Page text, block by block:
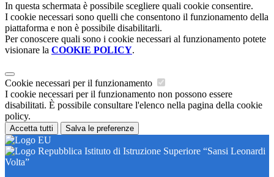
In questa schermata è possibile scegliere quali cookie consentire.
I cookie necessari sono quelli che consentono il funzionamento della
piattaforma e non è possibile disabilitarli.
Per conoscere quali sono i cookie necessari al funzionamento potete
visionare la COOKIE POLICY.
Cookie necessari per il funzionamento
I cookie necessari per il funzionamento non possono essere
disabilitati. È possibile consultare l'elenco nella pagina della cookie
policy.
Accetta tutti Salva le preferenze
Istituto di Istruzione Superiore “Sansi Leonardi
Volta”